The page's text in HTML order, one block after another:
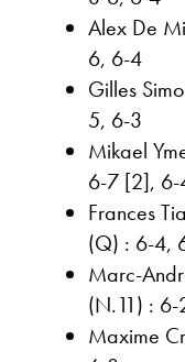
Alex De
6, 6-4
Gilles
5, 6-3
Mikael
6-7 [2], 6-
Frances
(Q) : 6-4,
Marc-
(N.11) :
Maxime